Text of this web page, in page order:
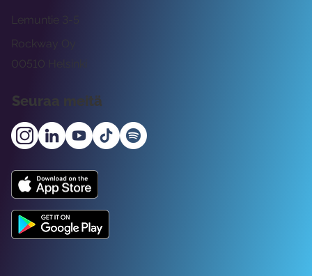
Rockway Oy
Lemuntie 3-5
00510 Helsinki
Seuraa meitä